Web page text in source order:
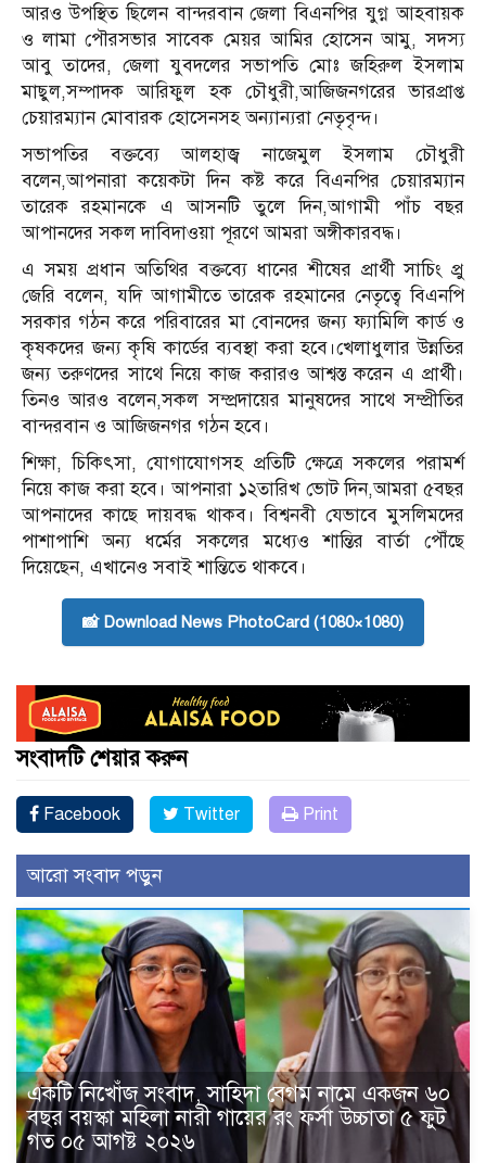
আরও উপস্থিত ছিলেন বান্দরবান জেলা বিএনপির যুগ্ন আহবায়ক
ও লামা পৌরসভার সাবেক মেয়র আমির হোসেন আমু, সদস্য
আবু তাদের, জেলা যুবদলের সভাপতি মোঃ জহিরুল ইসলাম
মাছুল,সম্পাদক আরিফুল হক চৌধুরী,আজিজনগরের ভারপ্রাপ্ত
চেয়ারম্যান মোবারক হোসেনসহ অন্যান্যরা নেতৃবৃন্দ।
সভাপতির বক্তব্যে আলহাজ্ব নাজেমুল ইসলাম চৌধুরী
বলেন,আপনারা কয়েকটা দিন কষ্ট করে বিএনপির চেয়ারম্যান
তারেক রহমানকে এ আসনটি তুলে দিন,আগামী পাঁচ বছর
আপানদের সকল দাবিদাওয়া পূরণে আমরা অঙ্গীকারবদ্ধ।
এ সময় প্রধান অতিথির বক্তব্যে ধানের শীষের প্রার্থী সাচিং প্রু
জেরি বলেন, যদি আগামীতে তারেক রহমানের নেতৃত্বে বিএনপি
সরকার গঠন করে পরিবারের মা বোনদের জন্য ফ্যামিলি কার্ড ও
কৃষকদের জন্য কৃষি কার্ডের ব্যবস্থা করা হবে।খেলাধুলার উন্নতির
জন্য তরুণদের সাথে নিয়ে কাজ করারও আশ্বস্ত করেন এ প্রার্থী।
তিনও আরও বলেন,সকল সম্প্রদায়ের মানুষদের সাথে সম্প্রীতির
বান্দরবান ও আজিজনগর গঠন হবে।
শিক্ষা, চিকিৎসা, যোগাযোগসহ প্রতিটি ক্ষেত্রে সকলের পরামর্শ
নিয়ে কাজ করা হবে। আপনারা ১২তারিখ ভোট দিন,আমরা ৫বছর
আপনাদের কাছে দায়বদ্ধ থাকব। বিশ্বনবী যেভাবে মুসলিমদের
পাশাপাশি অন্য ধর্মের সকলের মধ্যেও শান্তির বার্তা পৌঁছে
দিয়েছেন, এখানেও সবাই শান্তিতে থাকবে।
📸 Download News PhotoCard (1080×1080)
সংবাদটি শেয়ার করুন
Facebook Twitter Print
আরো সংবাদ পড়ুন
একটি নিখোঁজ সংবাদ, সাহিদা বেগম নামে একজন ৬০
বছর বয়স্কা মহিলা নারী গায়ের রং ফর্সা উচ্চাতা ৫ ফুট
গত ০৫ আগষ্ট ২০২৬